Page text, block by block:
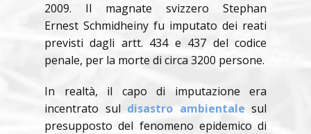
2009. Il magnate svizzero Stephan
Ernest Schmidheiny fu imputato dei reati
previsti dagli artt. 434 e 437 del codice
penale, per la morte di circa 3200 persone.
In realtà, il capo di imputazione era
incentrato sul disastro ambientale sul
presupposto del fenomeno epidemico di